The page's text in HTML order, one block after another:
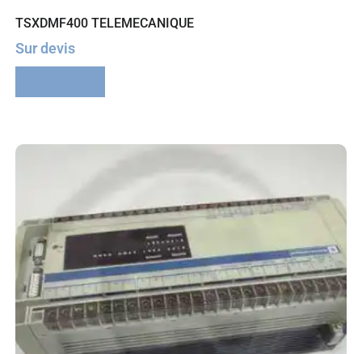
TSXDMF400 TELEMECANIQUE
Sur devis